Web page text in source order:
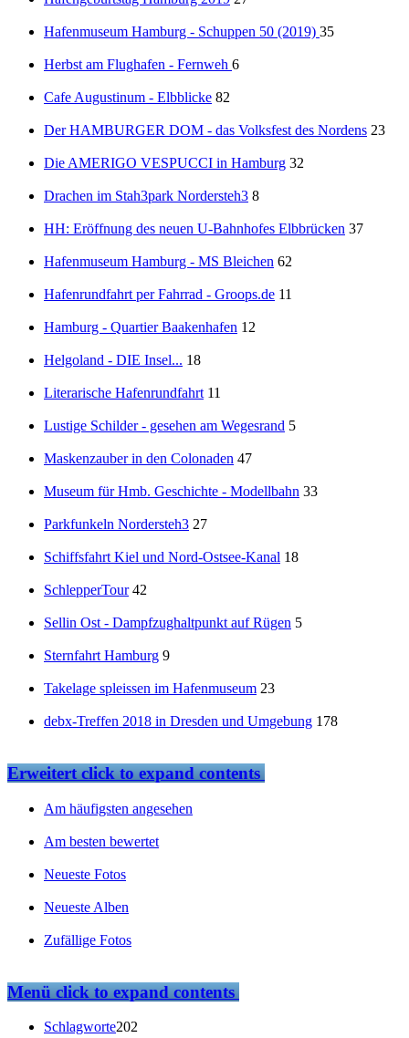
Hafenmuseum Hamburg - Schuppen 50 (2019) 35
Herbst am Flughafen - Fernweh 6
Cafe Augustinum - Elbblicke 82
Der HAMBURGER DOM - das Volksfest des Nordens 23
Die AMERIGO VESPUCCI in Hamburg 32
Drachen im Stah3park Nordersteh3 8
HH: Eröffnung des neuen U-Bahnhofes Elbbrücken 37
Hafenmuseum Hamburg - MS Bleichen 62
Hafenrundfahrt per Fahrrad - Groops.de 11
Hamburg - Quartier Baakenhafen 12
Helgoland - DIE Insel... 18
Literarische Hafenrundfahrt 11
Lustige Schilder - gesehen am Wegesrand 5
Maskenzauber in den Colonaden 47
Museum für Hmb. Geschichte - Modellbahn 33
Parkfunkeln Nordersteh3 27
Schiffsfahrt Kiel und Nord-Ostsee-Kanal 18
SchlepperTour 42
Sellin Ost - Dampfzughaltpunkt auf Rügen 5
Sternfahrt Hamburg 9
Takelage spleissen im Hafenmuseum 23
debx-Treffen 2018 in Dresden und Umgebung 178
Erweitertclick to expand contents
Am häufigsten angesehen
Am besten bewertet
Neueste Fotos
Neueste Alben
Zufällige Fotos
Menüclick to expand contents
Schlagworte202